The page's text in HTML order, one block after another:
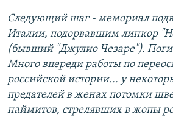
Следующий шаг - мемориал
Италии, подорвавшим линкор
(бывший "Джулио Чезаре").
Много впереди работы по
российской истории... у
предателей в женах потомки
наймитов, стрелявших в жопы